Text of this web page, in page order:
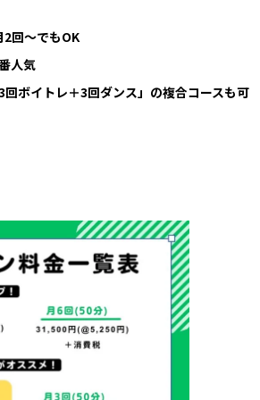
2回〜でもOK
人気
回ボイトレ＋3回ダンス」の複合コースも可